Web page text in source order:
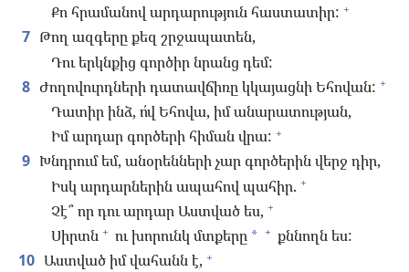
Քո հրամանով արդարություն հաստատիր: +
7 Թող ազգերը քեզ շրջապատեն,
Դու երկնքից գործիր նրանց դեմ:
8 Ժողովուրդների դատավճիռը կկայացնի Եհովան: +
Դատիր ինձ, ո՛վ Եհովա, իմ անարատության,
Իմ արդար գործերի հիման վրա: +
9 Խնդրում եմ, անօրենների չար գործերին վերջ դիր,
Իսկ արդարներին ապահով պահիր. +
Չէ՞ որ դու արդար Աստված ես, +
Սիրտն + ու խորունկ մտքերը * + քննողն ես:
10 Աստված իմ վահանն է, +